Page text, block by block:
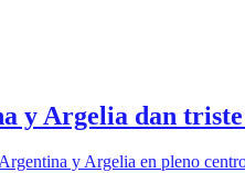
y Argelia dan
y Argelia en pleno